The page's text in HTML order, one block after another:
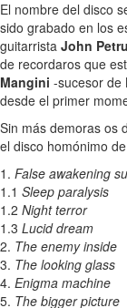
El nombre del disco
sido grabado en los
guitarrista John
de recordaros que
Mangini -sucesor de
desde el primer
Sin más demoras os
el disco homónimo
1. False awakening
1.1 Sleep paralysis
1.2 Night terror
1.3 Lucid dream
2. The enemy inside
3. The looking glass
4. Enigma machine
5. The bigger picture